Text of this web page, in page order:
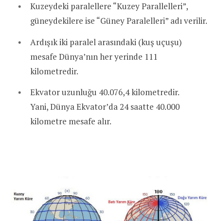
Kuzeydeki paralellere “Kuzey Parallelleri”,
güneydekilere ise “Güney Paralelleri” adı verilir.
Ardışık iki paralel arasındaki (kuş uçuşu)
mesafe Dünya’nın her yerinde 111
kilometredir.
Ekvator uzunluğu 40.076,4 kilometredir.
Yani, Dünya Ekvator’da 24 saatte 40.000
kilometre mesafe alır.